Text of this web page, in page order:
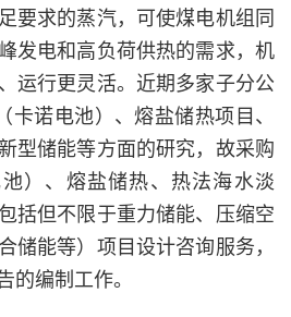
要求的蒸汽，可使煤电机组同
发电和高负荷供热的需求，机
运行更灵活。近期多家子分公
卡诺电池）、熔盐储热项目、
型储能等方面的研究，故采购
）、熔盐储热、热法海水淡
括但不限于重力储能、压缩空
储能等）项目设计咨询服务，
的编制工作。